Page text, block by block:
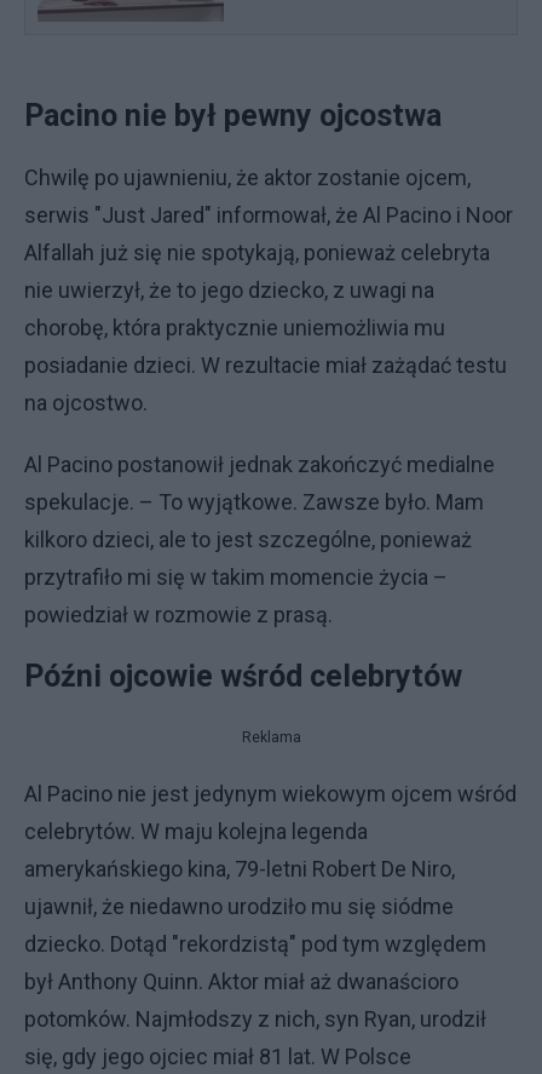
Pacino nie był pewny ojcostwa
Chwilę po ujawnieniu, że aktor zostanie ojcem,
serwis "Just Jared" informował, że Al Pacino i Noor
Alfallah już się nie spotykają, ponieważ celebryta
nie uwierzył, że to jego dziecko, z uwagi na
chorobę, która praktycznie uniemożliwia mu
posiadanie dzieci. W rezultacie miał zażądać testu
na ojcostwo.
Al Pacino postanowił jednak zakończyć medialne
spekulacje. – To wyjątkowe. Zawsze było. Mam
kilkoro dzieci, ale to jest szczególne, ponieważ
przytrafiło mi się w takim momencie życia –
powiedział w rozmowie z prasą.
Późni ojcowie wśród celebrytów
Reklama
Al Pacino nie jest jedynym wiekowym ojcem wśród
celebrytów. W maju kolejna legenda
amerykańskiego kina, 79-letni Robert De Niro,
ujawnił, że niedawno urodziło mu się siódme
dziecko. Dotąd "rekordzistą" pod tym względem
był Anthony Quinn. Aktor miał aż dwanaścioro
potomków. Najmłodszy z nich, syn Ryan, urodził
się, gdy jego ojciec miał 81 lat. W Polsce